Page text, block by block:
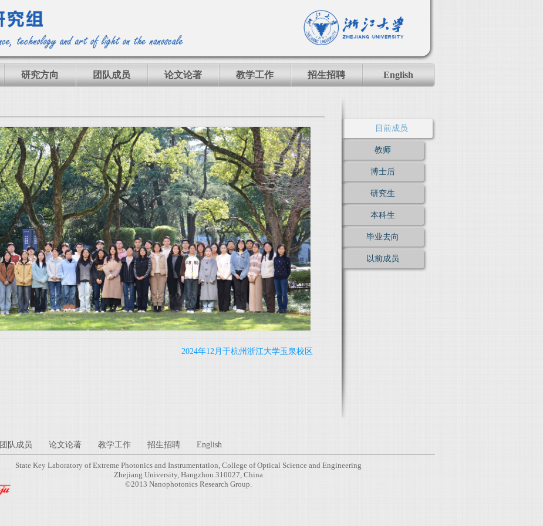
研究方向 团队成员 论文论著 教学工作 招生招聘 English
2024年12月于杭州浙江大学玉泉校区
目前成员
教师
博士后
研究生
本科生
毕业去向
以前成员
团队成员 论文论著 教学工作 招生招聘 English
State Key Laboratory of Extreme Photonics and Instrumentation, College of Optical Science and Engineering
Zhejiang University, Hangzhou 310027, China
©2013 Nanophotonics Research Group.